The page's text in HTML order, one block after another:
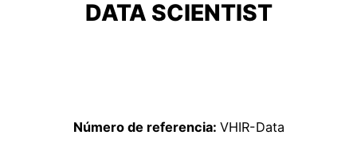
DATA SCIENTIST
Número de referencia: VHIR-Data